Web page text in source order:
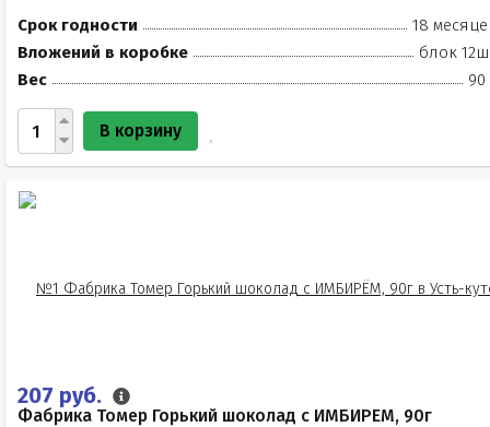
Срок годности
18
Вложений в коробке
блок
Вес
90
В корзину
207 руб.
Фабрика Томер Горький шоколад с ИМБИРЁМ, 90г